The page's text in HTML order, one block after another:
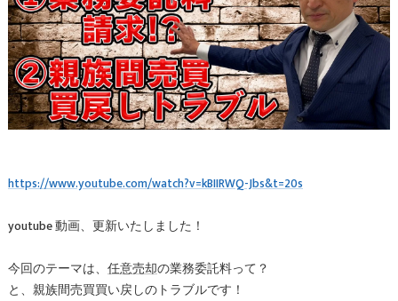
https://www.youtube.com/watch?v=kBIIRWQ-Jbs&t=20s
youtube 動画、更新いたしました！
今回のテーマは、 任意売却の業務委託料って？
と、親族間売買買い戻しのトラブルです！